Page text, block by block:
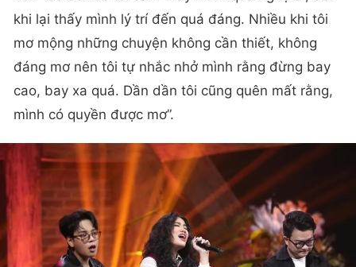
khi lại thấy mình lý trí đến quá đáng. Nhiều khi tôi
mơ mộng những chuyện không cần thiết, không
đáng mơ nên tôi tự nhắc nhở mình rằng đừng bay
cao, bay xa quá. Dần dần tôi cũng quên mất rằng,
mình có quyền được mơ”.